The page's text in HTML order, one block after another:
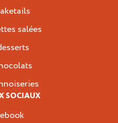
salées
SOCIAUX